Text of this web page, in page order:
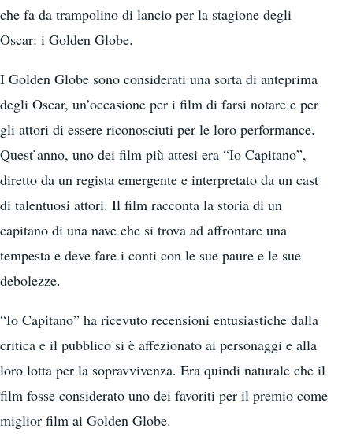
che fa da trampolino di lancio per la stagione degli
Oscar: i Golden Globe.
I Golden Globe sono considerati una sorta di anteprima
degli Oscar, un’occasione per i film di farsi notare e per
gli attori di essere riconosciuti per le loro performance.
Quest’anno, uno dei film più attesi era “Io Capitano”,
diretto da un regista emergente e interpretato da un cast
di talentuosi attori. Il film racconta la storia di un
capitano di una nave che si trova ad affrontare una
tempesta e deve fare i conti con le sue paure e le sue
debolezze.
“Io Capitano” ha ricevuto recensioni entusiastiche dalla
critica e il pubblico si è affezionato ai personaggi e alla
loro lotta per la sopravvivenza. Era quindi naturale che il
film fosse considerato uno dei favoriti per il premio come
miglior film ai Golden Globe.